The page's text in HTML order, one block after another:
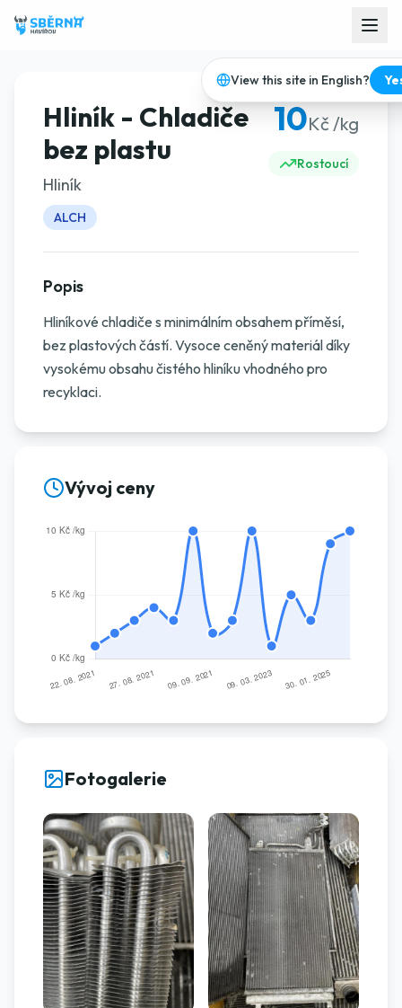
View this site in English?
Hliník - Chladiče
bez plastu
Hliník
ALCH
10Kč /kg
Rostoucí
Popis
Hliníkové chladiče s minimálním obsahem příměsí,
bez plastových částí. Vysoce ceněný materiál díky
vysokému obsahu čistého hliníku vhodného pro
recyklaci.
Vývoj ceny
Fotogalerie